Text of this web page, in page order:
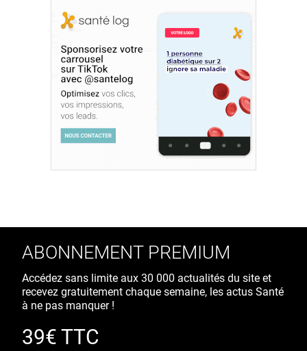
ABONNEMENT PREMIUM
Accédez sans limite aux 30 000 actualités du site et
recevez gratuitement chaque semaine, les actus Santé
à ne pas manquer !
39€ TTC